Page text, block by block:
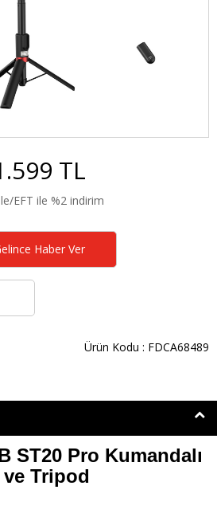
TL
EFT ile %2 indirim
Ürün Kodu : FDCA68489
Haber Ver
ST20 Pro Kumandalı
Tripod